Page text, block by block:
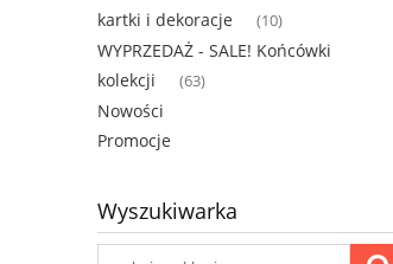
kartki i dekoracje
(10)
WYPRZEDAŻ - SALE! Końcówki
kolekcji
(63)
Nowości
Promocje
Wyszukiwarka